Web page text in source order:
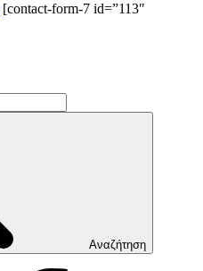
[contact-form-7 id=”113″
Αναζήτηση